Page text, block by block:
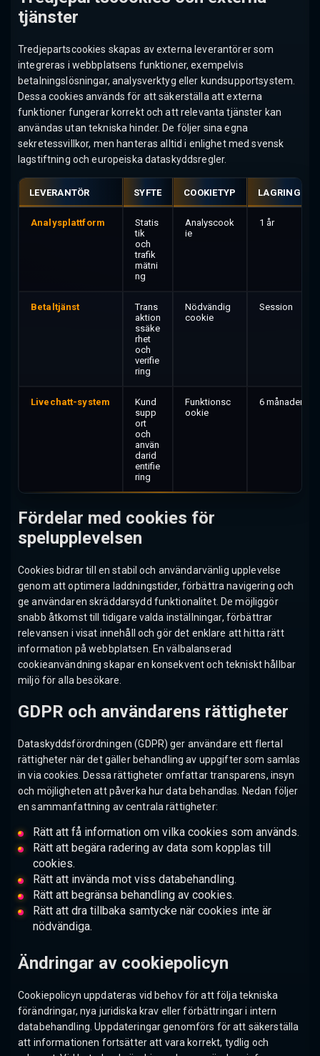
tjänster
Tredjepartscookies skapas av externa leverantörer som
integreras i webbplatsens funktioner, exempelvis
betalningslösningar, analysverktyg eller kundsupportsystem.
Dessa cookies används för att säkerställa att externa
funktioner fungerar korrekt och att relevanta tjänster kan
användas utan tekniska hinder. De följer sina egna
sekretessvillkor, men hanteras alltid i enlighet med svensk
lagstiftning och europeiska dataskyddsregler.
LEVERANTÖR SYFTE COOKIETYP
Analysplattform
Statis
tik
och
trafik
mätni
ng
Analyscook
ie
1 år
Betaltjänst
Trans
aktion
ssäke
rhet
och
verifie
ring
Nödvändig
cookie
Session
Livechatt-system
Kund
supp
ort
och
använ
darid
entifie
ring
Funktionsc
ookie
6 månader
Fördelar med cookies för
spelupplevelsen
Cookies bidrar till en stabil och användarvänlig upplevelse
genom att optimera laddningstider, förbättra navigering och
ge användaren skräddarsydd funktionalitet. De möjliggör
snabb åtkomst till tidigare valda inställningar, förbättrar
relevansen i visat innehåll och gör det enklare att hitta rätt
information på webbplatsen. En välbalanserad
cookieanvändning skapar en konsekvent och tekniskt hållbar
miljö för alla besökare.
GDPR och användarens rättigheter
Dataskyddsförordningen (GDPR) ger användare ett flertal
rättigheter när det gäller behandling av uppgifter som samlas
in via cookies. Dessa rättigheter omfattar transparens, insyn
och möjligheten att påverka hur data behandlas. Nedan följer
en sammanfattning av centrala rättigheter:
Rätt att få information om vilka cookies som används.
Rätt att begära radering av data som kopplas till
cookies.
Rätt att invända mot viss databehandling.
Rätt att begränsa behandling av cookies.
Rätt att dra tillbaka samtycke när cookies inte är
nödvändiga.
Ändringar av cookiepolicyn
Cookiepolicyn uppdateras vid behov för att följa tekniska
förändringar, nya juridiska krav eller förbättringar i intern
databehandling. Uppdateringar genomförs för att säkerställa
att informationen fortsätter att vara korrekt, tydlig och